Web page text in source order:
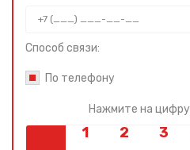
Способ связи:
По телефону
Нажмите на цифру